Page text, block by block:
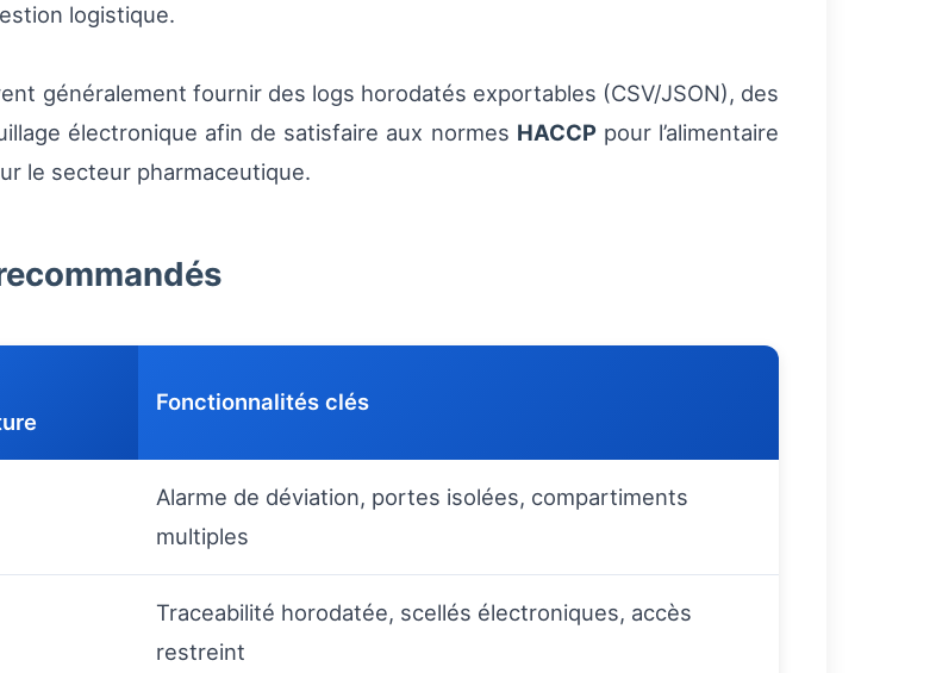
logistique.
généralement fournir des logs horodatés exportables (CSV/JSON), des
électronique afin de satisfaire aux normes HACCPpour l’alimentaire
le secteur pharmaceutique.
Fonctionnalités clés
Alarme de déviation, portes isolées, compartiments
multiples
Traceabilité horodatée, scellés électroniques, accès
restreint